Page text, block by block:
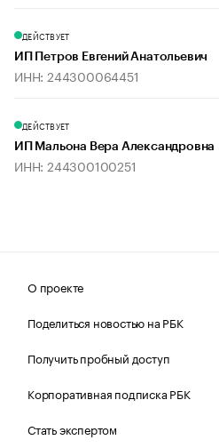
ДЕЙСТВУЕТ
ИП Петров Евгений Анатольевич
ИНН: 244300064451
ДЕЙСТВУЕТ
ИП Мальона Вера Александровна
ИНН: 244300100251
О проекте
Поделиться новостью на РБК
Получить пробный доступ
Корпоративная подписка РБК
Стать экспертом